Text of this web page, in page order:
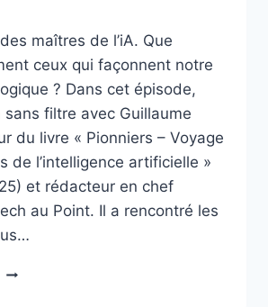
maîtres de l’iA. Que
ceux qui façonnent notre
? Dans cet épisode,
sans filtre avec Guillaume
du livre « Pionniers – Voyage
de l’intelligence artificielle »
et rédacteur en chef
au Point. Il a rencontré les
NOUVEAUX